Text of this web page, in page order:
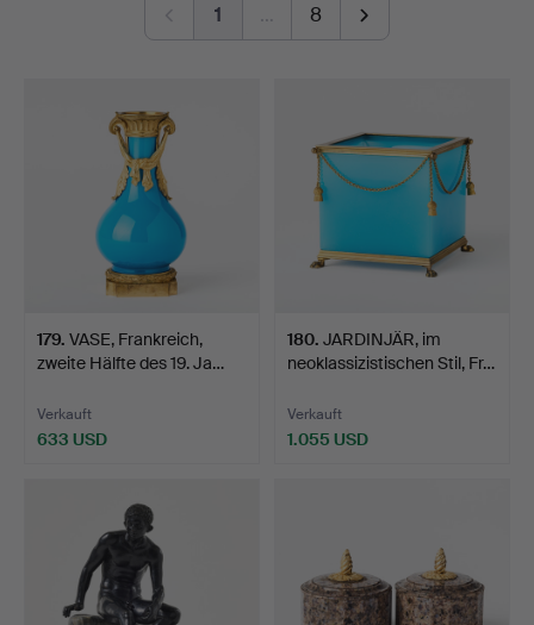
1 … 8
179. VASE, Frankreich,
zweite Hälfte des 19. Ja…
Verkauft
633 USD
180. JARDINJÄR, im
neoklassizistischen Stil, Fr…
Verkauft
1.055 USD